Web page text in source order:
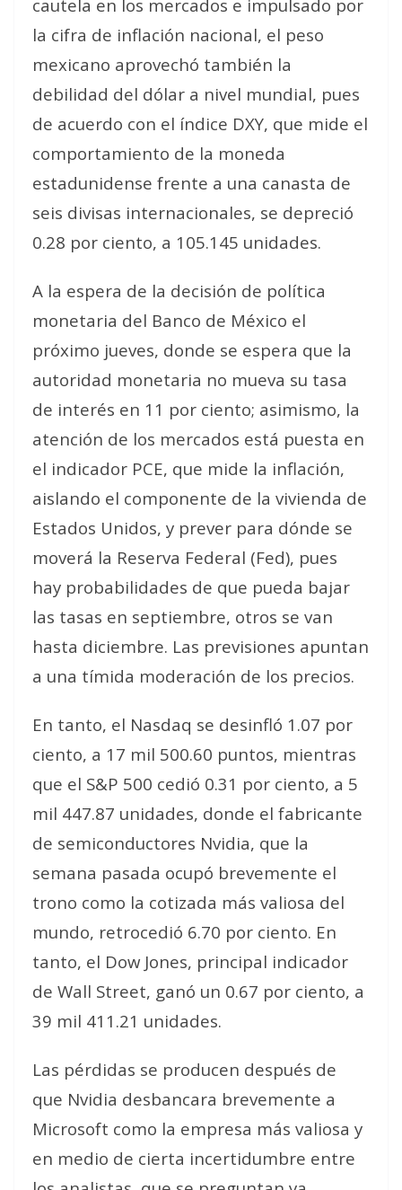
cautela en los mercados e impulsado por
la cifra de inflación nacional, el peso
mexicano aprovechó también la
debilidad del dólar a nivel mundial, pues
de acuerdo con el índice DXY, que mide el
comportamiento de la moneda
estadunidense frente a una canasta de
seis divisas internacionales, se depreció
0.28 por ciento, a 105.145 unidades.
A la espera de la decisión de política
monetaria del Banco de México el
próximo jueves, donde se espera que la
autoridad monetaria no mueva su tasa
de interés en 11 por ciento; asimismo, la
atención de los mercados está puesta en
el indicador PCE, que mide la inflación,
aislando el componente de la vivienda de
Estados Unidos, y prever para dónde se
moverá la Reserva Federal (Fed), pues
hay probabilidades de que pueda bajar
las tasas en septiembre, otros se van
hasta diciembre. Las previsiones apuntan
a una tímida moderación de los precios.
En tanto, el Nasdaq se desinfló 1.07 por
ciento, a 17 mil 500.60 puntos, mientras
que el S&P 500 cedió 0.31 por ciento, a 5
mil 447.87 unidades, donde el fabricante
de semiconductores Nvidia, que la
semana pasada ocupó brevemente el
trono como la cotizada más valiosa del
mundo, retrocedió 6.70 por ciento. En
tanto, el Dow Jones, principal indicador
de Wall Street, ganó un 0.67 por ciento, a
39 mil 411.21 unidades.
Las pérdidas se producen después de
que Nvidia desbancara brevemente a
Microsoft como la empresa más valiosa y
en medio de cierta incertidumbre entre